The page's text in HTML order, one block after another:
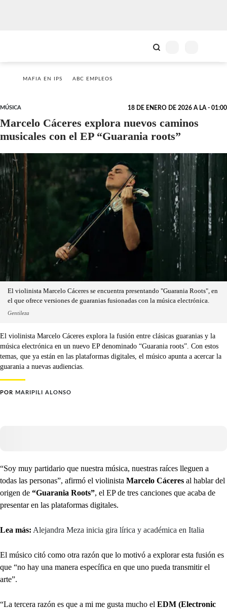
MAFIA EN IPS ABC EMPLEOS
MÚSICA 18 DE ENERO DE 2026 A LA - 01:00
Marcelo Cáceres explora nuevos caminos
musicales con el EP “Guarania roots”
El violinista Marcelo Cáceres se encuentra presentando "Guarania Roots", en
el que ofrece versiones de guaranias fusionadas con la música electrónica.
Gentileza
El violinista Marcelo Cáceres explora la fusión entre clásicas guaranias y la
música electrónica en un nuevo EP denominado “Guarania roots”. Con estos
temas, que ya están en las plataformas digitales, el músico apunta a acercar la
guarania a nuevas audiencias.
POR MARIPILI ALONSO
“Soy muy partidario que nuestra música, nuestras raíces lleguen a
todas las personas”, afirmó el violinista Marcelo Cáceres al hablar del
origen de “Guarania Roots”, el EP de tres canciones que acaba de
presentar en las plataformas digitales.
Lea más: Alejandra Meza inicia gira lírica y académica en Italia
El músico citó como otra razón que lo motivó a explorar esta fusión es
que “no hay una manera específica en que uno pueda transmitir el
arte”.
“La tercera razón es que a mi me gusta mucho el EDM (Electronic